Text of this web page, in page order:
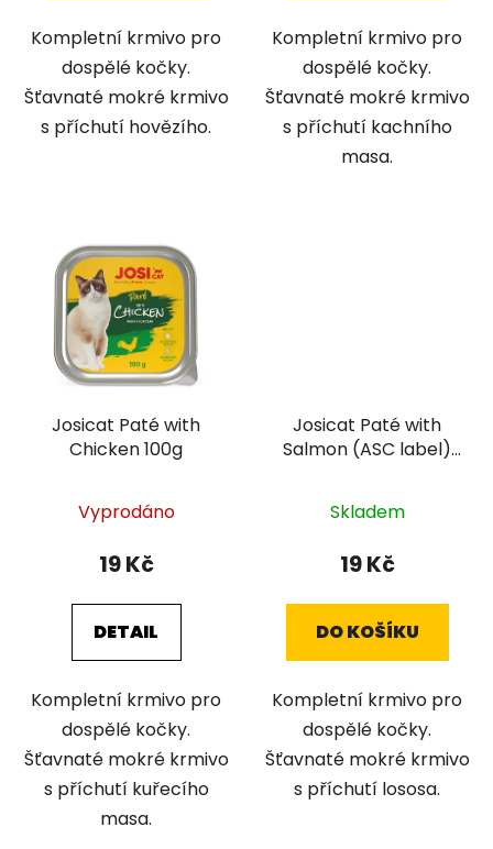
Kompletní krmivo pro
dospělé kočky.
Šťavnaté mokré krmivo
s příchutí hovězího.
Kompletní krmivo pro
dospělé kočky.
Šťavnaté mokré krmivo
s příchutí kachního
masa.
Josicat Paté with
Chicken 100g
Vyprodáno
19 Kč
DETAIL
Kompletní krmivo pro
dospělé kočky.
Šťavnaté mokré krmivo
s příchutí kuřecího
masa.
Josicat Paté with
Salmon (ASC label)
Skladem
19 Kč
DO KOŠÍKU
Kompletní krmivo pro
dospělé kočky.
Šťavnaté mokré krmivo
s příchutí lososa.